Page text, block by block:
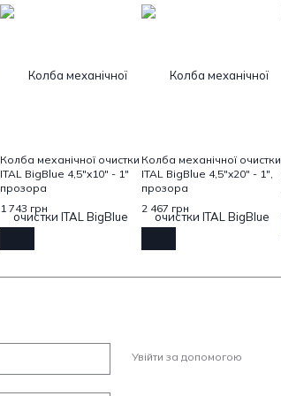
Колба механічної очистки
ITAL ВigВlue 4,5"x10" - 1"
прозора
1 743 грн
Колба механічної очистки
ITAL BigBlue 4,5"x20" - 1",
прозора
2 467 грн
Увійти за допомогою